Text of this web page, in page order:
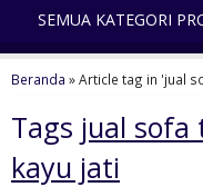
SEMUA KATEGORI
Beranda »Article tag in 'jual
Tags jual sofa
kayu jati